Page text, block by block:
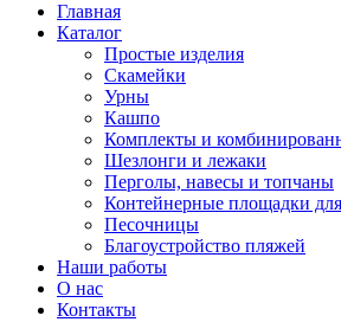
Главная
Каталог
Простые изделия
Скамейки
Урны
Кашпо
Комплекты и
Шезлонги и лежаки
Перголы, навесы и топчаны
Контейнерные площадки
Песочницы
Благоустройство пляжей
Наши работы
О нас
Контакты